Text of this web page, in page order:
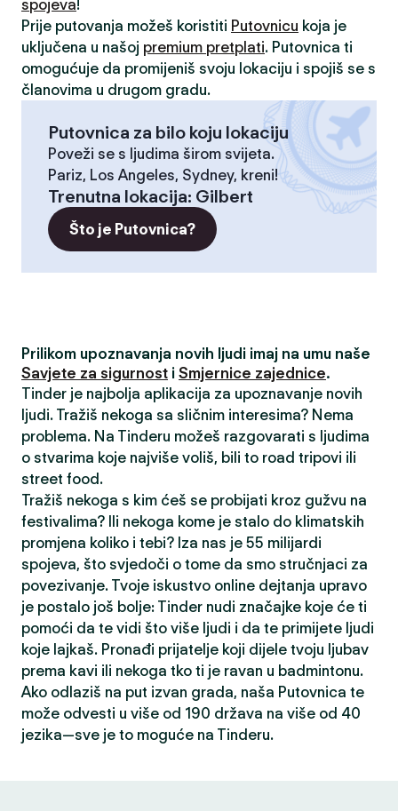
spojeva!
Prije putovanja možeš koristiti Putovnicu koja je
uključena u našoj premium pretplati. Putovnica ti
omogućuje da promijeniš svoju lokaciju i spojiš se s
članovima u drugom gradu.
Putovnica za bilo koju lokaciju
Poveži se s ljudima širom svijeta.
Pariz, Los Angeles, Sydney, kreni!
Trenutna lokacija: Gilbert
Što je Putovnica?
Prilikom upoznavanja novih ljudi imaj na umu naše
Savjete za sigurnost i Smjernice zajednice.
Tinder je najbolja aplikacija za upoznavanje novih
ljudi. Tražiš nekoga sa sličnim interesima? Nema
problema. Na Tinderu možeš razgovarati s ljudima
o stvarima koje najviše voliš, bili to road tripovi ili
street food.
Tražiš nekoga s kim ćeš se probijati kroz gužvu na
festivalima? Ili nekoga kome je stalo do klimatskih
promjena koliko i tebi? Iza nas je 55 milijardi
spojeva, što svjedoči o tome da smo stručnjaci za
povezivanje. Tvoje iskustvo online dejtanja upravo
je postalo još bolje: Tinder nudi značajke koje će ti
pomoći da te vidi što više ljudi i da te primijete ljudi
koje lajkaš. Pronađi prijatelje koji dijele tvoju ljubav
prema kavi ili nekoga tko ti je ravan u badmintonu.
Ako odlaziš na put izvan grada, naša Putovnica te
može odvesti u više od 190 država na više od 40
jezika—sve je to moguće na Tinderu.